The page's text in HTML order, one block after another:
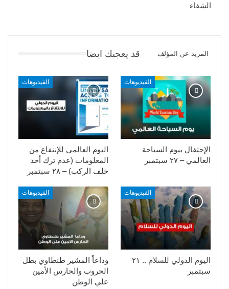
الشفاء
قد يعجبك ايضا المزيد عن المؤلف
الفيديوهات
اليوم العالمي للإنتفاع من
المعلومات (عدم ترك أحد
خلف الركب) – ٢٨ سبتمبر
الفيديوهات
الإحتفال بيوم السياحة
العالمي – ٢٧ سبتمبر
الفيديوهات
وداعاً المشير طنطاوي بطل
الحروب والحارس الأمين
علي الوطن
الفيديوهات
اليوم الدولي للسلام .. ٢١
سبتمبر